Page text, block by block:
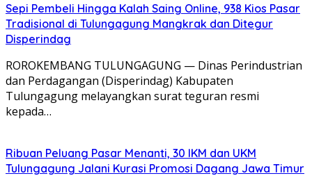
Sepi Pembeli Hingga Kalah Saing Online, 938 Kios Pasar
Tradisional di Tulungagung Mangkrak dan Ditegur
Disperindag
ROROKEMBANG TULUNGAGUNG — Dinas Perindustrian
dan Perdagangan (Disperindag) Kabupaten
Tulungagung melayangkan surat teguran resmi
kepada…
Ribuan Peluang Pasar Menanti, 30 IKM dan UKM
Tulungagung Jalani Kurasi Promosi Dagang Jawa Timur